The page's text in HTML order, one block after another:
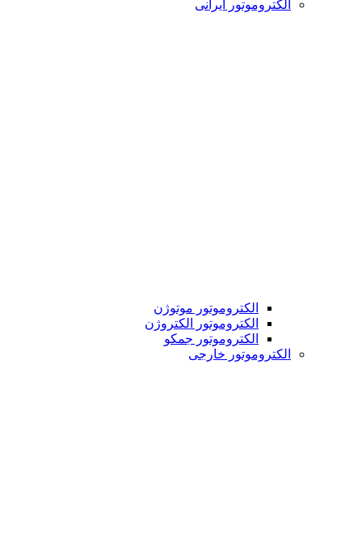
الکتروموتور ایرانی
الکتروموتور موتوژن
الکتروموتور الکتروژن
الکتروموتور جمکو
الکتروموتور خارجی